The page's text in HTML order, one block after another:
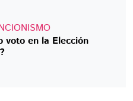
voto en la Elección